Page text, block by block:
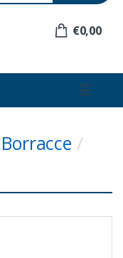
€0,00
☰
Borracce /